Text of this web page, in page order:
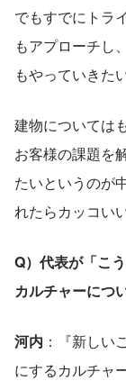
でもすでにトラ
もアプローチし
もやっていきた
建物については
お客様の課題を
たいというのが
れたらカッコい
Q）代表が「こ
カルチャーにつ
河内 ：『新しい
にするカルチャ